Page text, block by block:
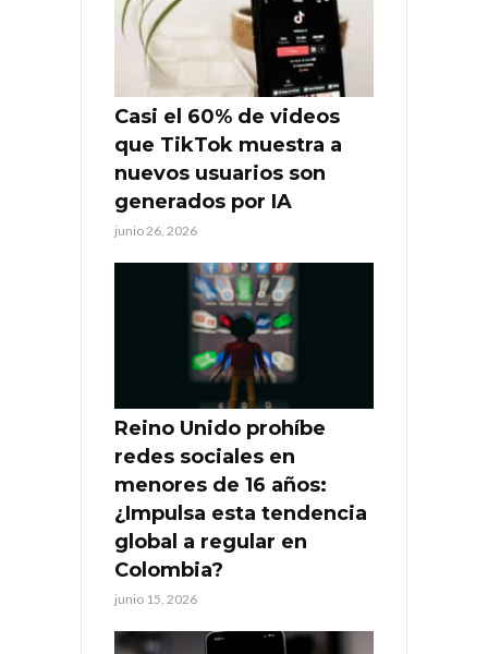
Casi el 60% de videos
que TikTok muestra a
nuevos usuarios son
generados por IA
junio 26, 2026
Reino Unido prohíbe
redes sociales en
menores de 16 años:
¿Impulsa esta tendencia
global a regular en
Colombia?
junio 15, 2026